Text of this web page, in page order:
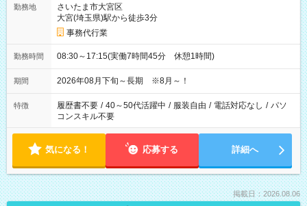
勤務地
さいたま市大宮区
大宮(埼玉県)駅から徒歩3分
事務代行業
勤務時間 08:30～17:15(実働7時間45分 休憩1時間)
期間 2026年08月下旬～長期 ※8月～！
特徴 履歴書不要 / 40～50代活躍中 / 服装自由 / 電話対応なし / パソ
コンスキル不要
気になる！ 応募する 詳細へ
掲載日：2026.08.06